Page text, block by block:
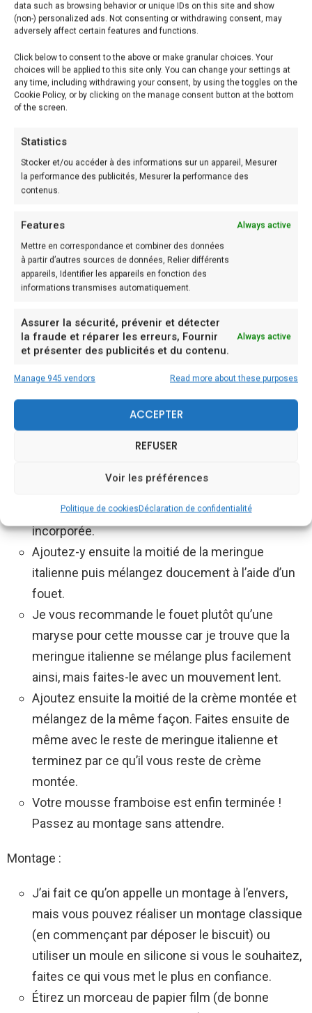
data such as browsing behavior or unique IDs on this site and show
(non-) personalized ads. Not consenting or withdrawing consent, may
adversely affect certain features and functions.
Click below to consent to the above or make granular choices. Your
choices will be applied to this site only. You can change your settings at
any time, including withdrawing your consent, by using the toggles on the
Cookie Policy, or by clicking on the manage consent button at the bottom
of the screen.
Statistics
Stocker et/ou accéder à des informations sur un appareil, Mesurer
la performance des publicités, Mesurer la performance des
contenus.
Features Always active
Mettre en correspondance et combiner des données
à partir d’autres sources de données, Relier différents
appareils, Identifier les appareils en fonction des
informations transmises automatiquement.
Assurer la sécurité, prévenir et détecter
la fraude et réparer les erreurs, Fournir
et présenter des publicités et du contenu.
Always active
Manage 945 vendors Read more about these purposes
ACCEPTER
REFUSER
Voir les préférences
Politique de cookiesDéclaration de confidentialité
étroit et haut type bol doseur. C’est ainsi plus
facile avec de petites quantités que dans un
grand robot pâtissier.
Quand le sucre est cuit, versez-le sur les blancs
et fouettez à nouveau le tout avec votre fouet
électrique.
Quand la meringue italienne est bien ferme, soit
vous continuez à fouetter jusqu’à ce qu’elle soit à
température ambiante, soit vous la placez au
réfrigérateur en remuant de temps en temps
Montez ensuite les 250 g de crème liquide
comme une chantilly. Elle doit avoir de la tenue
mais ne pas être trop ferme, sinon vous
suite.
Vous avez maintenant tous vos éléments pour
Égouttez la gélatine et mettez-la à fondre dans
une petite casserole à feu très doux. Quand cette
soupe de pulpe de framboise, mélangez et
Mélangez rapidement à l’aide d’un fouet votre
pulpe, pour que la gélatine soit parfaitement
incorporée.
Ajoutez-y ensuite la moitié de la meringue
italienne puis mélangez doucement à l’aide d’un
fouet.
Je vous recommande le fouet plutôt qu’une
maryse pour cette mousse car je trouve que la
meringue italienne se mélange plus facilement
ainsi, mais faites-le avec un mouvement lent.
Ajoutez ensuite la moitié de la crème montée et
mélangez de la même façon. Faites ensuite de
même avec le reste de meringue italienne et
terminez par ce qu’il vous reste de crème
montée.
Votre mousse framboise est enfin terminée !
Passez au montage sans attendre.
Montage :
J’ai fait ce qu’on appelle un montage à l’envers,
mais vous pouvez réaliser un montage classique
(en commençant par déposer le biscuit) ou
utiliser un moule en silicone si vous le souhaitez,
faites ce qui vous met le plus en confiance.
Étirez un morceau de papier film (de bonne